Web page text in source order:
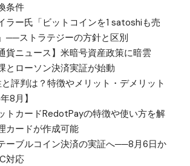
条件
ラー氏「ビットコインを1 satoshiも売
──ストラテジーの方針と区別
貨ニュース】米暗号資産政策に暗雲
ローソン決済実証が始動
評判は？特徴やメリット・デメリット
8月】
トカードRedotPayの特徴や使い方を解
カードが作成可能
ーブルコイン決済の実証へ──8月6日か
対応